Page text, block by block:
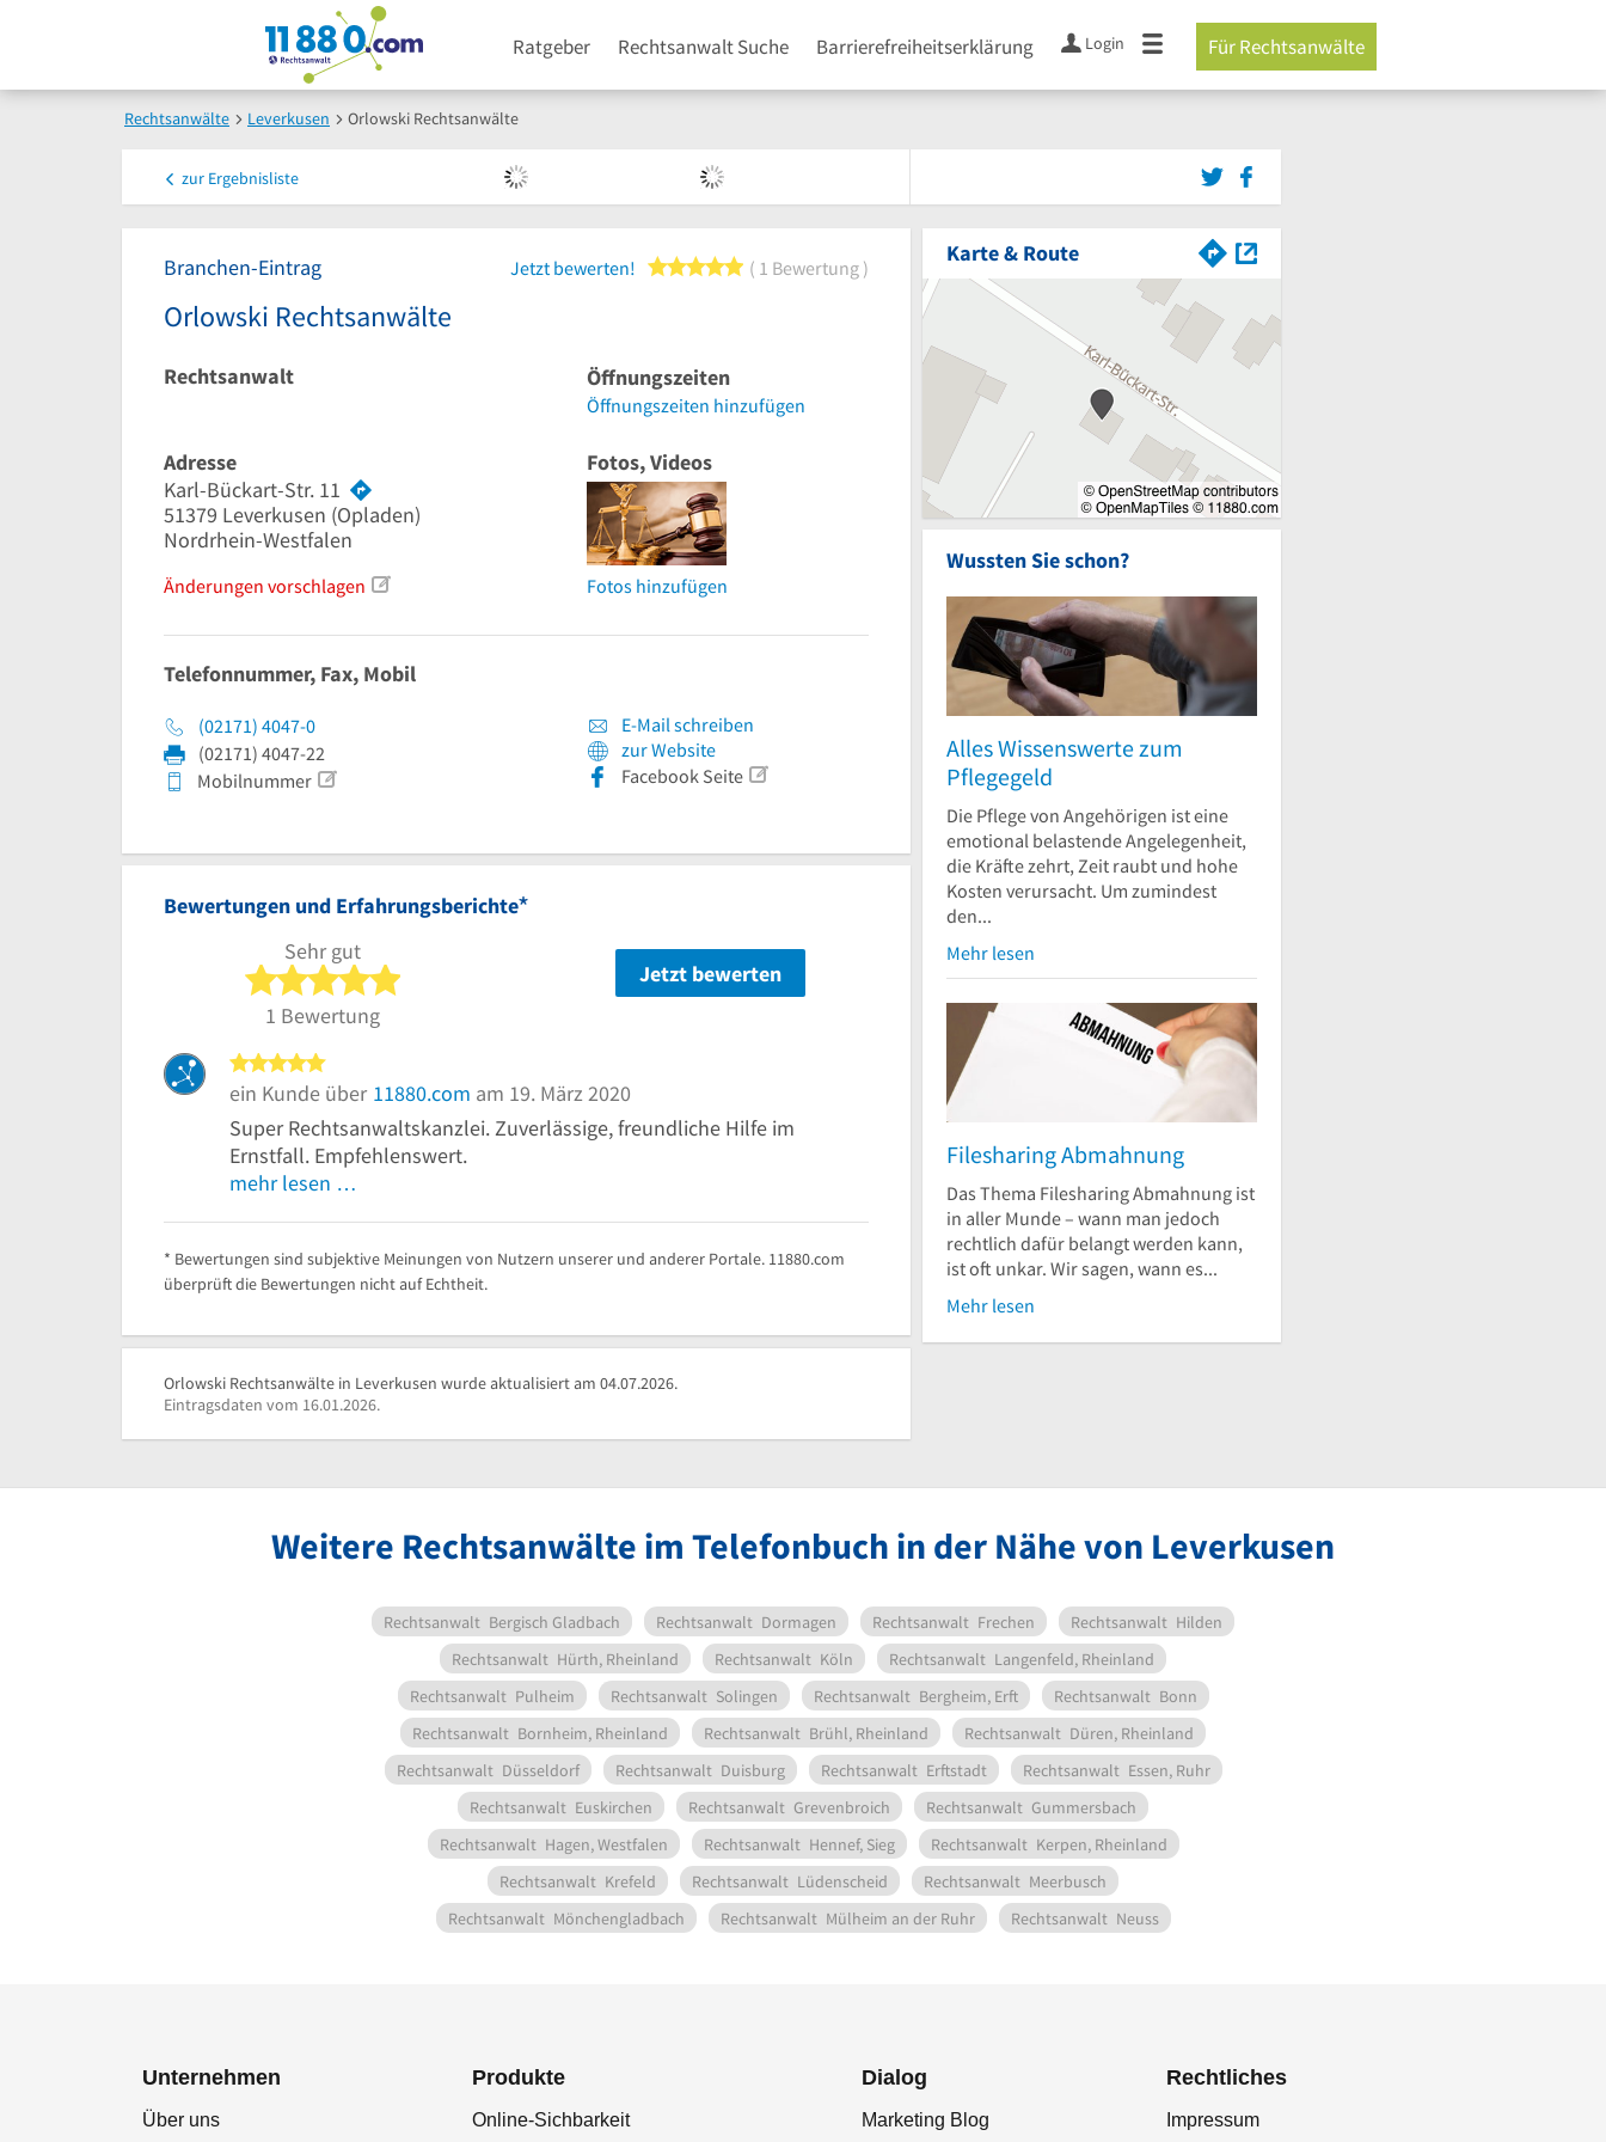
Ratgeber Rechtsanwalt Suche Barrierefreiheitserklärung Login Für Rechtsanwälte
Rechtsanwälte Leverkusen Orlowski Rechtsanwälte
zur Ergebnisliste
Branchen-Eintrag Jetzt bewerten! 5 von 5 Sternen
1 Bewertung
Orlowski Rechtsanwälte
Rechtsanwalt Öffnungszeiten
Öffnungszeiten hinzufügen
Adresse
Karl-Bückart-Str. 11
51379 Leverkusen (Opladen)
Nordrhein-Westfalen
Änderungen vorschlagen
Fotos, Videos
Fotos hinzufügen
Telefonnummer, Fax, Mobil
(02171) 4047-0
(02171) 4047-22
Mobilnummer
E-Mail schreiben
zur Website
Facebook Seite
Bewertungen und Erfahrungsberichte*
Sehr gut
5 von 5 Sternen
1 Bewertung
Jetzt bewerten
ein Kunde über 11880.com am 19. März 2020
Super Rechtsanwaltskanzlei. Zuverlässige, freundliche Hilfe im
Ernstfall. Empfehlenswert.
mehr lesen …
* Bewertungen sind subjektive Meinungen von Nutzern unserer und anderer Portale. 11880.com
überprüft die Bewertungen nicht auf Echtheit.
Orlowski Rechtsanwälte in Leverkusen wurde aktualisiert am 04.07.2026.
Eintragsdaten vom 16.01.2026.
Karte & Route
Wussten Sie schon?
Alles Wissenswerte zum
Pflegegeld
Die Pflege von Angehörigen ist eine
emotional belastende Angelegenheit,
die Kräfte zehrt, Zeit raubt und hohe
Kosten verursacht. Um zumindest
den...
Mehr lesen
Filesharing Abmahnung
Das Thema Filesharing Abmahnung ist
in aller Munde – wann man jedoch
rechtlich dafür belangt werden kann,
ist oft unkar. Wir sagen, wann es...
Mehr lesen
Weitere Rechtsanwälte im Telefonbuch in der Nähe von Leverkusen
Rechtsanwalt Bergisch Gladbach Rechtsanwalt Dormagen Rechtsanwalt Frechen Rechtsanwalt Hilden
Rechtsanwalt Hürth, Rheinland Rechtsanwalt Köln Rechtsanwalt Langenfeld, Rheinland
Rechtsanwalt Pulheim Rechtsanwalt Solingen Rechtsanwalt Bergheim, Erft Rechtsanwalt Bonn
Rechtsanwalt Bornheim, Rheinland Rechtsanwalt Brühl, Rheinland Rechtsanwalt Düren, Rheinland
Rechtsanwalt Düsseldorf Rechtsanwalt Duisburg Rechtsanwalt Erftstadt Rechtsanwalt Essen, Ruhr
Rechtsanwalt Euskirchen Rechtsanwalt Grevenbroich Rechtsanwalt Gummersbach
Rechtsanwalt Hagen, Westfalen Rechtsanwalt Hennef, Sieg Rechtsanwalt Kerpen, Rheinland
Rechtsanwalt Krefeld Rechtsanwalt Lüdenscheid Rechtsanwalt Meerbusch
Rechtsanwalt Mönchengladbach Rechtsanwalt Mülheim an der Ruhr Rechtsanwalt Neuss
Unternehmen
Über uns
Produkte
Online-Sichbarkeit
Dialog
Marketing Blog
Rechtliches
Impressum